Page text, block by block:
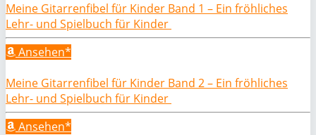
Meine Gitarrenfibel für Kinder Band 1 – Ein fröhliches
Lehr- und Spielbuch für Kinder
Ansehen*
Meine Gitarrenfibel für Kinder Band 2 – Ein fröhliches
Lehr- und Spielbuch für Kinder
Ansehen*